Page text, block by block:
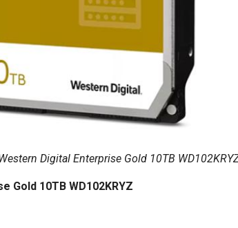
Digital Enterprise Gold 10TB
Gold 10TB WD102KRYZ